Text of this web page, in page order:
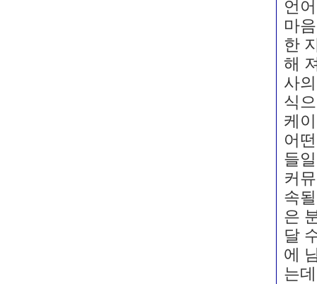
언
마
한
해
사
식
케
어
들
커
속
은
달
에
는